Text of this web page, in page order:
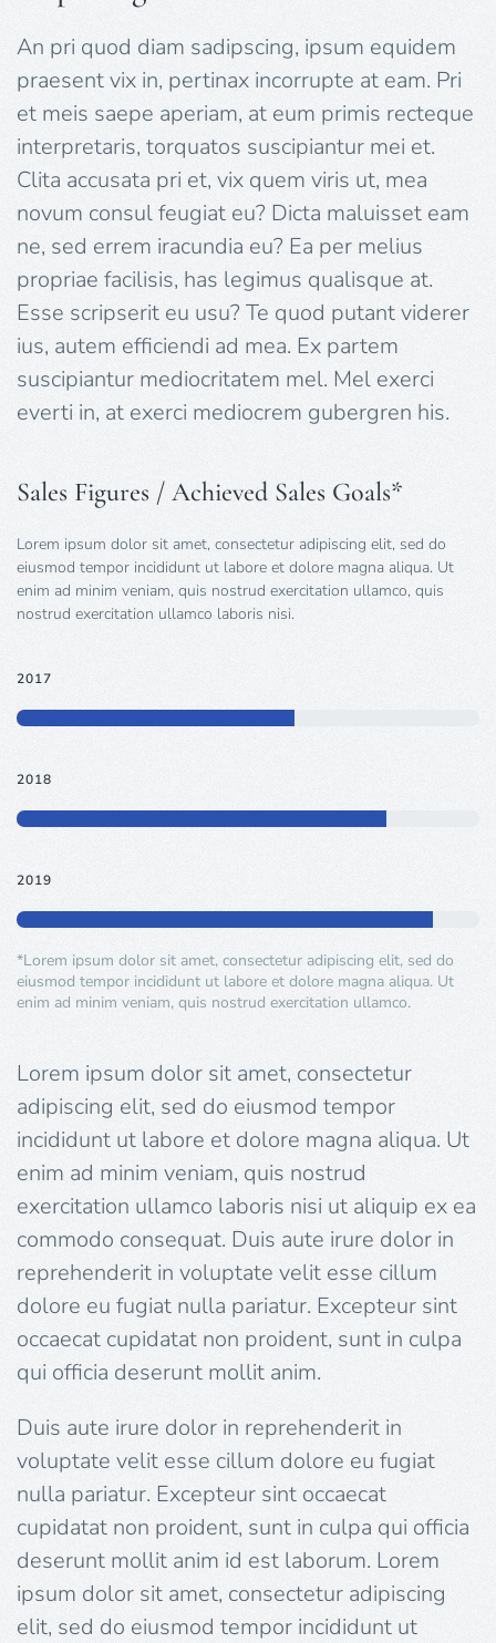
An pri quod diam sadipscing, ipsum equidem
praesent vix in, pertinax incorrupte at eam. Pri
et meis saepe aperiam, at eum primis recteque
interpretaris, torquatos suscipiantur mei et.
Clita accusata pri et, vix quem viris ut, mea
novum consul feugiat eu? Dicta maluisset eam
ne, sed errem iracundia eu? Ea per melius
propriae facilisis, has legimus qualisque at.
Esse scripserit eu usu? Te quod putant viderer
ius, autem efficiendi ad mea. Ex partem
suscipiantur mediocritatem mel. Mel exerci
everti in, at exerci mediocrem gubergren his.
Sales Figures / Achieved Sales Goals*
Lorem ipsum dolor sit amet, consectetur adipiscing elit, sed do
eiusmod tempor incididunt ut labore et dolore magna aliqua. Ut
enim ad minim veniam, quis nostrud exercitation ullamco, quis
nostrud exercitation ullamco laboris nisi.
2017
2018
2019
*Lorem ipsum dolor sit amet, consectetur adipiscing elit, sed do
eiusmod tempor incididunt ut labore et dolore magna aliqua. Ut
enim ad minim veniam, quis nostrud exercitation ullamco.
Lorem ipsum dolor sit amet, consectetur
adipiscing elit, sed do eiusmod tempor
incididunt ut labore et dolore magna aliqua. Ut
enim ad minim veniam, quis nostrud
exercitation ullamco laboris nisi ut aliquip ex ea
commodo consequat. Duis aute irure dolor in
reprehenderit in voluptate velit esse cillum
dolore eu fugiat nulla pariatur. Excepteur sint
occaecat cupidatat non proident, sunt in culpa
qui officia deserunt mollit anim.
Duis aute irure dolor in reprehenderit in
voluptate velit esse cillum dolore eu fugiat
nulla pariatur. Excepteur sint occaecat
cupidatat non proident, sunt in culpa qui officia
deserunt mollit anim id est laborum. Lorem
ipsum dolor sit amet, consectetur adipiscing
elit, sed do eiusmod tempor incididunt ut